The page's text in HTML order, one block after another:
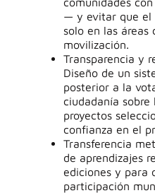
— y evitar que el
solo en las áreas
movilización.
Transparencia y
Diseño de un
posterior a la
ciudadanía sobre
proyectos
confianza en el
Transferencia
de aprendizajes
ediciones y para
participación